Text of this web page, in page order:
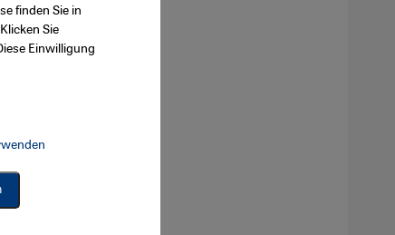
finden Sie in
Sie
Einwilligung
Google Maps Embed, Google Tag Manager, Instagram Embed,